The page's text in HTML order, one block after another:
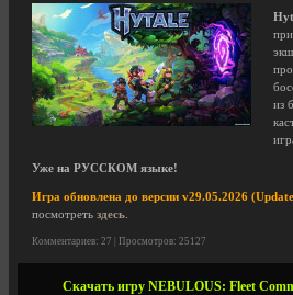
из
Уже на РУССКОМ языке!
Игра обновлена до версии v29.05.2026
посмотреть здесь
Комментариев: 27 | Просмотров: 25127
Скачать игру NEBULOUS: Fleet